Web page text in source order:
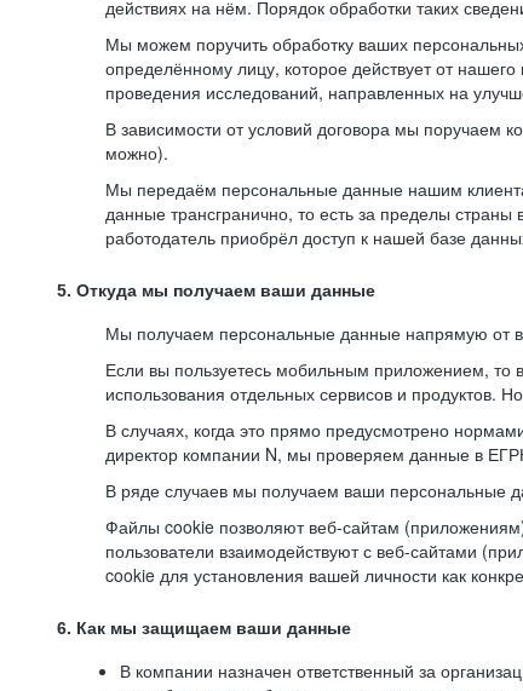
действиях на нём. Порядок обработки таких
Мы можем поручить обработку ваших
определённому лицу, которое действует от
проведения исследований, направленных на
В зависимости от условий договора мы поручаем
можно).
Мы передаём персональные данные нашим
данные трансгранично, то есть за пределы
работодатель приобрёл доступ к нашей базе
5. Откуда мы получаем ваши данные
Мы получаем персональные данные напрямую от
Если вы пользуетесь мобильным приложением, то
использования отдельных сервисов и продуктов.
В случаях, когда это прямо предусмотрено
директор компании N, мы проверяем данные в
В ряде случаев мы получаем ваши персональные
Файлы cookie позволяют веб-сайтам (приложениям)
пользователи взаимодействуют с веб-сайтами
cookie для установления вашей личности как
6. Как мы защищаем ваши данные
В компании назначен ответственный за